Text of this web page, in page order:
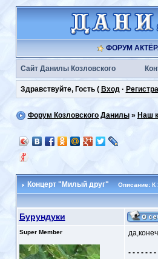
ФОРУМ
Сайт Данилы Козловского
Здравствуйте, Гость ( Вход·
Форум Козловского Данилы» Наш
Концерт "Милый друг" Описание: К
Бурундуки
Super Member
- - - - - - -